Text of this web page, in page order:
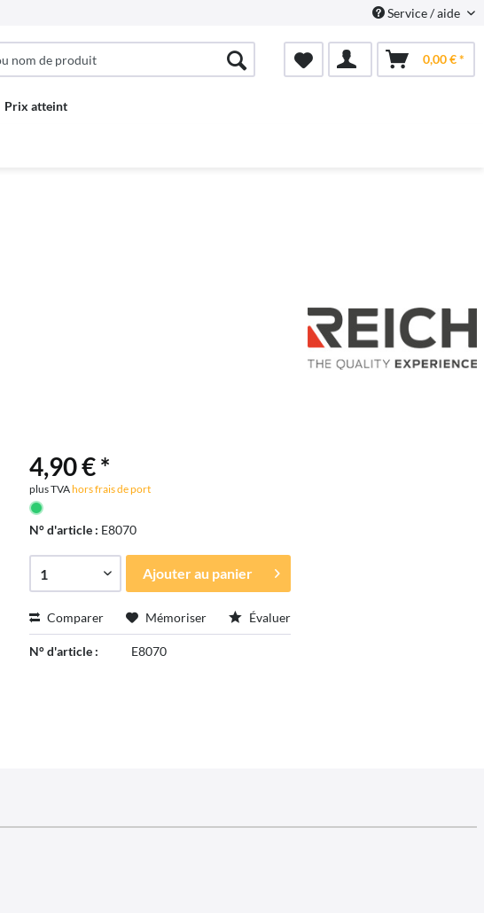
Service / aide
0,00 € *
Prix ​​atteint
4,90 € *
plus TVAhors frais de port
N° d'article : E8070
Ajouter au panier
Comparer Mémoriser Évaluer
N° d'article : E8070